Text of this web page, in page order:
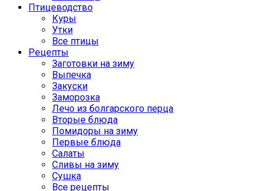
Птицеводство
Куры
Утки
Все птицы
Рецепты
Заготовки на зиму
Выпечка
Закуски
Заморозка
Лечо из болгарского перца
Вторые блюда
Помидоры на зиму
Первые блюда
Салаты
Сливы на зиму
Сушка
Все рецепты